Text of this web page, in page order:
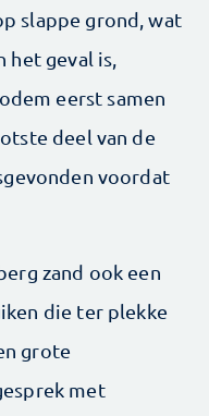
slappe grond, wat
het geval is,
eerst samen
deel van de
voordat
zand ook een
die ter plekke
grote
met